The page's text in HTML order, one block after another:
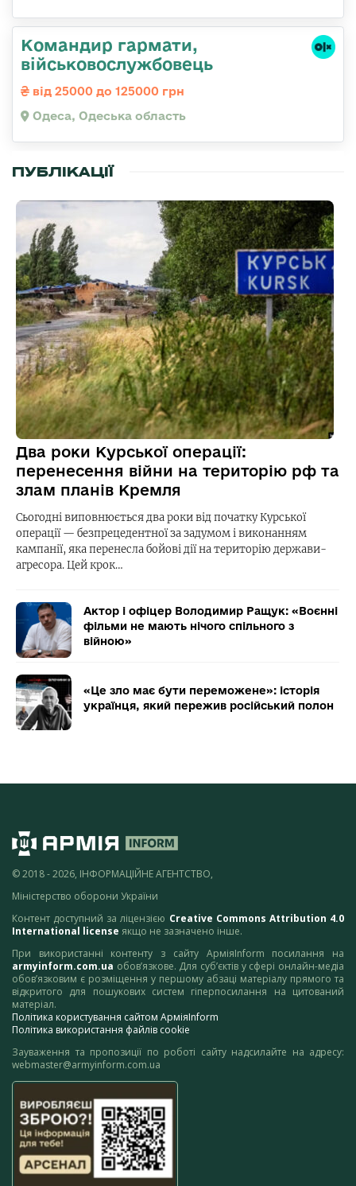
Командир гаpмати,
військовослужбовець
від 25000 до 125000 грн
Одеса, Одеська область
ПУБЛІКАЦІЇ
Два роки Курської операції:
перенесення війни на територію рф та
злам планів Кремля
Сьогодні виповнюється два роки від початку Курської
операції — безпрецедентної за задумом і виконанням
кампанії, яка перенесла бойові дії на територію держави-
агресора. Цей крок…
Актор і офіцер Володимир Ращук: «Воєнні
фільми не мають нічого спільного з
війною»
«Це зло має бути переможене»: історія
українця, який пережив російський полон
© 2018 - 2026, ІНФОРМАЦІЙНЕ АГЕНТСТВО,
Міністерство оборони України
Контент доступний за ліцензією Creative Commons Attribution 4.0
International license якщо не зазначено інше.
При використанні контенту з сайту АрміяInform посилання на
armyinform.com.ua обов’язкове. Для суб’єктів у сфері онлайн-медіа
обов’язковим є розміщення у першому абзаці матеріалу прямого та
відкритого для пошукових систем гіперпосилання на цитований
матеріал.
Політика користування сайтом АрміяInform
Політика використання файлів cookie
Зауваження та пропозиції по роботі сайту надсилайте на адресу:
webmaster@armyinform.com.ua